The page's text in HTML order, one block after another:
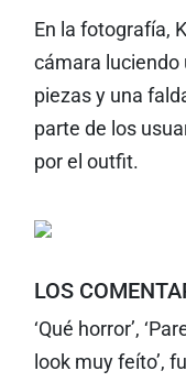
En la fotografía,
cámara luciendo
piezas y una
parte de los
por el outfit.
LOS
‘Qué horror’,
look muy feíto’,